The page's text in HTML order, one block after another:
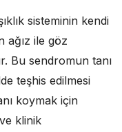
sisteminin kendi
ağız ile göz
Bu sendromun tanı
teşhis edilmesi
koymak için
ve klinik